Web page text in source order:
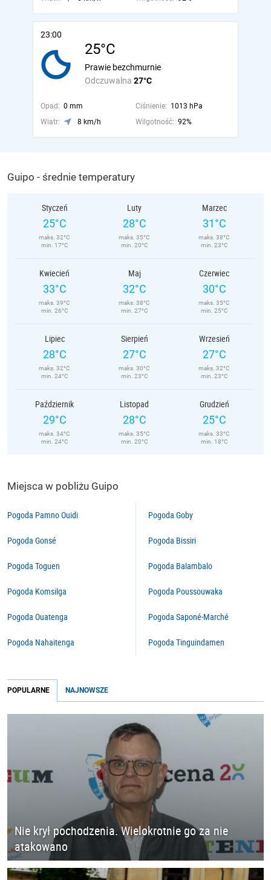
23:00
25°C
Odczuwalna 27°C
Prawie bezchmurnie
Opad: 0 mm Ciśnienie: 1013 hPa
Wiatr:
8 km/h Wilgotność: 92%
Guipo - średnie temperatury
Styczeń
25°C
maks. 32°C
min. 17°C
Luty
28°C
maks. 35°C
min. 20°C
Marzec
31°C
maks. 38°C
min. 23°C
Kwiecień
33°C
maks. 39°C
min. 26°C
Maj
32°C
maks. 38°C
min. 27°C
Czerwiec
30°C
maks. 35°C
min. 25°C
Lipiec
28°C
maks. 32°C
min. 24°C
Sierpień
27°C
maks. 30°C
min. 23°C
Wrzesień
27°C
maks. 32°C
min. 23°C
Październik
29°C
maks. 34°C
min. 24°C
Listopad
28°C
maks. 35°C
min. 20°C
Grudzień
25°C
maks. 33°C
min. 18°C
Miejsca w pobliżu Guipo
Pogoda Pamno Ouidi
Pogoda Gonsé
Pogoda Toguen
Pogoda Komsilga
Pogoda Ouatenga
Pogoda Nahaitenga
Pogoda Goby
Pogoda Bissiri
Pogoda Balambalo
Pogoda Poussouwaka
Pogoda Saponé-Marché
Pogoda Tinguindamen
POPULARNE NAJNOWSZE
Nie krył pochodzenia. Wielokrotnie go za nie
atakowano